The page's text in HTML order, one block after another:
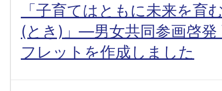
「子育てはともに未来を育
(とき)」―男女共同参画啓発
フレットを作成しました